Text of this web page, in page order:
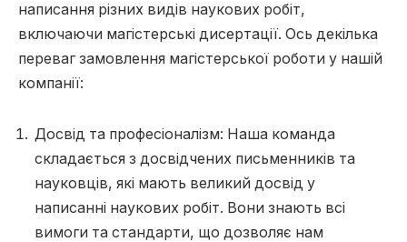
написання різних видів наукових робіт,
включаючи магістерські дисертації. Ось декілька
переваг замовлення магістерської роботи у нашій
компанії:
Досвід та професіоналізм: Наша команда
складається з досвідчених письменників та
науковців, які мають великий досвід у
написанні наукових робіт. Вони знають всі
вимоги та стандарти, що дозволяє нам